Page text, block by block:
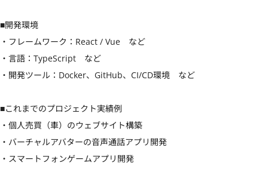
■開発環境
・フレームワーク：React / Vue　など
・言語：TypeScript　など
・開発ツール：Docker、GitHub、CI/CD環境　など
■これまでのプロジェクト実績例
・個人売買（車）のウェブサイト構築
・バーチャルアバターの音声通話アプリ開発
・スマートフォンゲームアプリ開発